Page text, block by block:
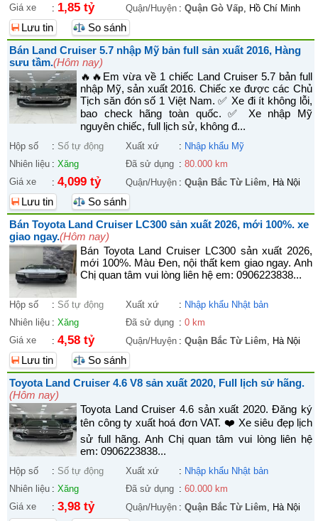
Giá xe
: 1,85 tỷ Quận/Huyện : Quận Gò Vấp, Hồ Chí Minh
Lưu tin
So sánh
Bán Land Cruiser 5.7 nhập Mỹ bản full sản xuất 2016, Hàng
sưu tầm.(Hôm nay)
🔥🔥Em vừa về 1 chiếc Land Cruiser 5.7 bản full
nhập Mỹ, sản xuất 2016. Chiếc xe được các Chủ
Tịch săn đón số 1 Việt Nam. ✅ Xe đi ít không lỗi,
bao check hãng toàn quốc. ✅ Xe nhập Mỹ
nguyên chiếc, full lịch sử, không đ...
Hộp số : Số tự động Xuất xứ : Nhập khẩu Mỹ
Nhiên liệu : Xăng Đã sử dụng : 80.000 km
Giá xe
: 4,099 tỷ Quận/Huyện : Quận Bắc Từ Liêm, Hà Nội
Lưu tin
So sánh
Bán Toyota Land Cruiser LC300 sản xuất 2026, mới 100%. xe
giao ngay.(Hôm nay)
Bán Toyota Land Cruiser LC300 sản xuất 2026,
mới 100%. Màu Đen, nội thất kem giao ngay. Anh
Chị quan tâm vui lòng liên hệ em: 0906223838...
Hộp số : Số tự động Xuất xứ : Nhập khẩu Nhật bản
Nhiên liệu : Xăng Đã sử dụng : 0 km
Giá xe
: 4,58 tỷ Quận/Huyện : Quận Bắc Từ Liêm, Hà Nội
Lưu tin
So sánh
Toyota Land Cruiser 4.6 V8 sản xuất 2020, Full lịch sử hãng.
(Hôm nay)
Toyota Land Cruiser 4.6 sản xuất 2020. Đăng ký
tên công ty xuất hoá đơn VAT. ❤️ Xe siêu đẹp lịch
sử full hãng. Anh Chị quan tâm vui lòng liên hệ
em: 0906223838...
Hộp số : Số tự động Xuất xứ : Nhập khẩu Nhật bản
Nhiên liệu : Xăng Đã sử dụng : 60.000 km
Giá xe
: 3,98 tỷ Quận/Huyện : Quận Bắc Từ Liêm, Hà Nội